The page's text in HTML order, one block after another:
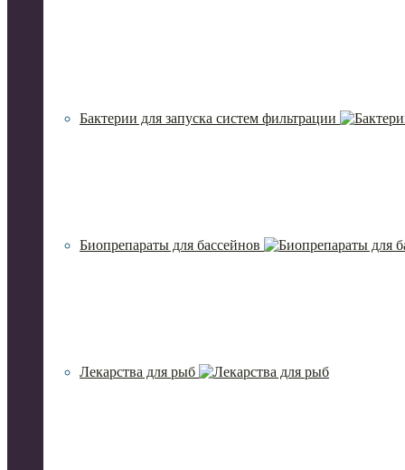
Бактерии для запуска систем фильтрации
Биопрепараты для бассейнов
Лекарства для рыб